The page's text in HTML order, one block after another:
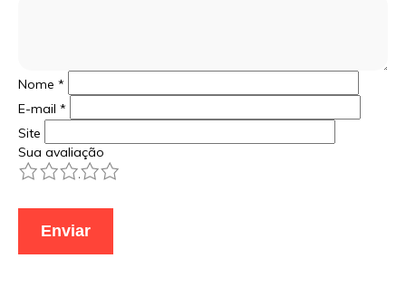
Nome *
E-mail *
Site
Sua avaliação
5
4
3
2